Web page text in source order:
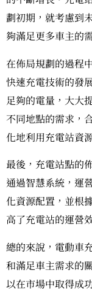
劃初期，就考慮到
夠滿足更多車主的
在佈局規劃的過程
快速充電技術的發
足夠的電量，大大
不同地點的需求，
化地利用充電站資
最後，充電站點的
通過智慧系統，運
化資源配置，並根
高了充電站的運營
總的來說，電動車
和滿足車主需求的
以在市場中取得成